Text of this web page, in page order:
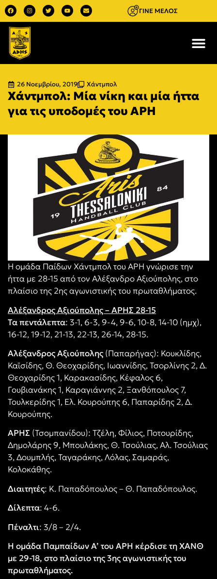
ΓΙΝΕ ΜΕΛΟΣ
26 Νοεμβρίου, 2019 Χάντμπολ
Χάντμπολ: Μία νίκη και μία ήττα
για τις υποδομές του ΑΡΗ
Η ομάδα Παίδων Χάντμπολ του ΑΡΗ γνώρισε την
ήττα με 28-15 από τον Αλέξανδρο Αξιούπολης, στο
πλαίσιο της 2ης αγωνιστικής του πρωταθλήματος.
Αλέξανδρος Αξιούπολης – ΑΡΗΣ 28-15
Τα πεντάλεπτα: 3-1, 6-3, 9-4, 9-6, 10-8, 14-10 (ημχ),
16-12, 19-12, 21-13, 22-13, 26-14, 28-15.
Αλέξανδρος Αξιούπολης (Παπαρήγας): Κουκλίδης,
Καϊσίδης, Θ. Θεοχαρίδης, Ιωαννίδης, Τσορλίνης 2, Δ.
Θεοχαρίδης 1, Καρακασίδης, Κέφαλος 6,
Γουβιανάκης 1, Καραγιάννης 2, Ξανθόπουλος 7,
Τουλκερίδης 1, Ελ. Κουρούπης 6, Παπαρίδης 2, Δ.
Κουρούπης.
ΑΡΗΣ (Τσομπανίδου): Τζέλη, Φίλιος, Ποτουρίδης,
Δημολάρης 9, Μπουλάκης, Θ. Τσούλιας, Αλ. Τσούλιας
3, Δουμπλής, Ταγαράκης, Λόλας, Σαμαράς,
Κολοκάθης.
Διαιτητές: Κ. Παπαδόπουλος – Θ. Παπαδόπουλος.
Δίλεπτα: 4-6.
Πέναλτι: 3/8 – 2/4.
Η ομάδα Παμπαίδων Α’ του ΑΡΗ κέρδισε τη ΧΑΝΘ
με 29-18, στο πλαίσιο της 3ης αγωνιστικής του
πρωταθλήματος.